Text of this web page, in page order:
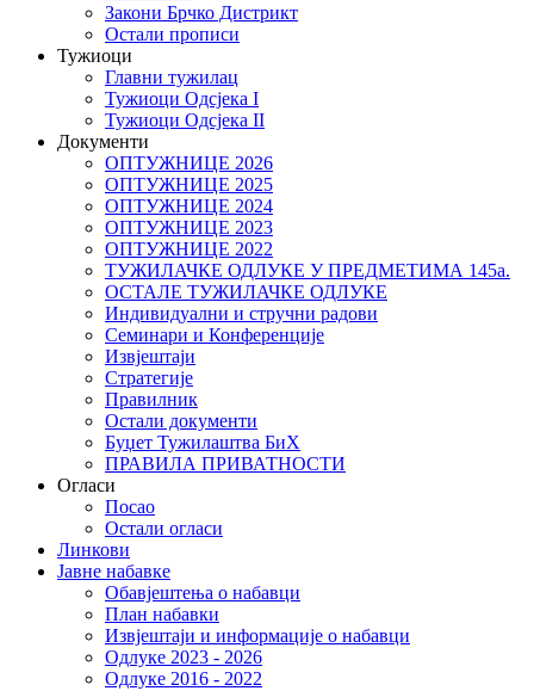
Закони Брчко Дистрикт
Остали прописи
Тужиоци
Главни тужилац
Тужиоци Oдсјекa I
Тужиоци Oдсјекa II
Документи
ОПТУЖНИЦЕ 2026
ОПТУЖНИЦЕ 2025
ОПТУЖНИЦЕ 2024
ОПТУЖНИЦЕ 2023
ОПТУЖНИЦЕ 2022
ТУЖИЛАЧКЕ ОДЛУКЕ У ПРЕДМЕТИМА 145а.
ОСТАЛЕ ТУЖИЛАЧКЕ ОДЛУКЕ
Индивидуални и стручни радови
Семинари и Конференције
Извјештаји
Стратегије
Правилник
Остали документи
Буџет Тужилаштва БиХ
ПРАВИЛА ПРИВАТНОСТИ
Огласи
Посао
Остали огласи
Линкови
Јавне набавке
Обавјештења о набавци
План набавки
Извјештаји и информације о набавци
Одлуке 2023 - 2026
Одлуке 2016 - 2022